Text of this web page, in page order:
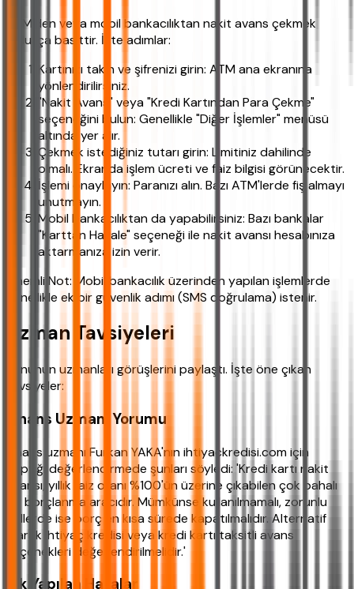
ATM'den veya mobil bankacılıktan nakit avans çekmek
oldukça basittir. İşte adımlar:
Kartınızı takın ve şifrenizi girin: ATM ana ekranına
yönlendirilirsiniz.
"Nakit Avans" veya "Kredi Kartından Para Çekme"
seçeneğini bulun: Genellikle "Diğer İşlemler" menüsü
altında yer alır.
Çekmek istediğiniz tutarı girin: Limitiniz dahilinde
olmalı. Ekranda işlem ücreti ve faiz bilgisi görünecektir.
İşlemi onaylayın: Paranızı alın. Bazı ATM'lerde fiş almayı
unutmayın.
Mobil bankacılıktan da yapabilirsiniz: Bazı bankalar
"Karttan Havale" seçeneği ile nakit avansı hesabınıza
aktarmanıza izin verir.
Önemli Not: Mobil bankacılık üzerinden yapılan işlemlerde
genellikle ek bir güvenlik adımı (SMS doğrulama) istenir.
Uzman Tavsiyeleri
Konunun uzmanları görüşlerini paylaştı. İşte öne çıkan
tavsiyeler:
Finans Uzmanı Yorumu
Finans uzmanı Furkan YAKA'nın ihtiyackredisi.com için
yaptığı değerlendirmede şunları söyledi: 'Kredi kartı nakit
avansı, yıllık faiz oranı %100'ün üzerine çıkabilen çok pahalı
bir borçlanma aracıdır. Mümkünse kullanılmamalı, zorunlu
hallerde ise borç en kısa sürede kapatılmalıdır. Alternatif
olarak ihtiyaç kredisi veya kredi kartı taksitli avans
seçenekleri değerlendirilmelidir.'
Sık Yapılan Hatalar